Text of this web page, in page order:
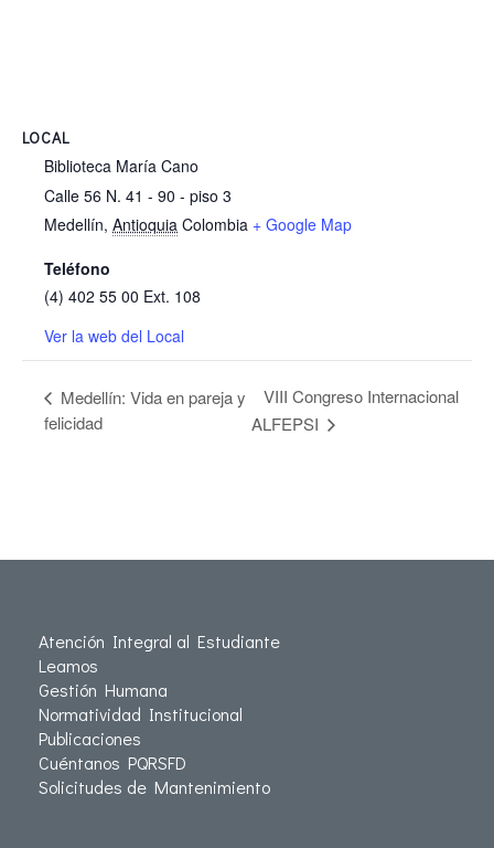
LOCAL
Biblioteca María Cano
Calle 56 N. 41 - 90 - piso 3
Medellín, Antioquia Colombia + Google Map
Teléfono
(4) 402 55 00 Ext. 108
Ver la web del Local
Medellín: Vida en pareja y
felicidad
VIII Congreso Internacional
ALFEPSI
Atención Integral al Estudiante
Leamos
Gestión Humana
Normatividad Institucional
Publicaciones
Cuéntanos PQRSFD
Solicitudes de Mantenimiento